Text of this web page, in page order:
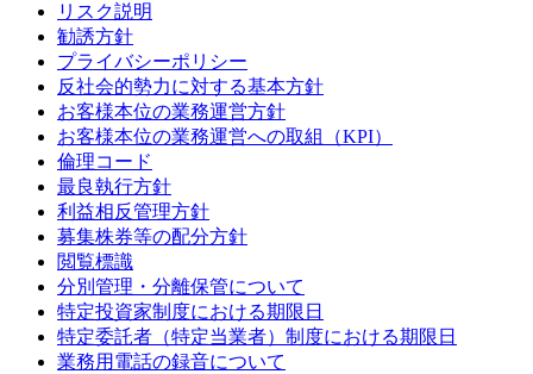
リスク説明
勧誘方針
プライバシーポリシー
反社会的勢力に対する基本方針
お客様本位の業務運営方針
お客様本位の業務運営への取組（KPI）
倫理コード
最良執行方針
利益相反管理方針
募集株券等の配分方針
閲覧標識
分別管理・分離保管について
特定投資家制度における期限日
特定委託者（特定当業者）制度における期限日
業務用電話の録音について